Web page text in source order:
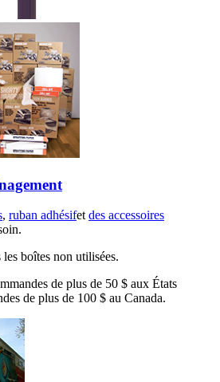
, ruban adhésifetdes accessoires
boîtes non utilisées.
de plus de 50 $ aux États
de plus de 100 $ au Canada.